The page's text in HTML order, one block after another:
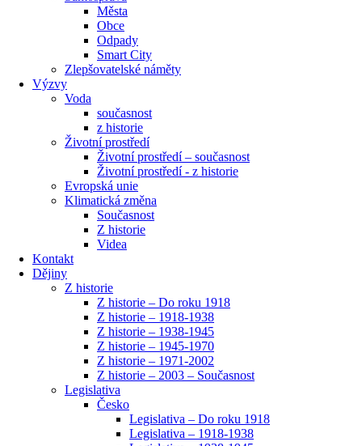
Města
Obce
Odpady
Smart City
Zlepšovatelské náměty
Výzvy
Voda
současnost
z historie
Životní prostředí
Životní prostředí – současnost
Životní prostředí ​- z historie
Evropská unie
Klimatická změna
Současnost
Z historie
Videa
Kontakt
Dějiny
Z historie
Z historie – Do roku 1918
Z historie – 1918-1938
Z historie – 1938-1945
Z historie – 1945-1970
Z historie – 1971-2002
Z historie – 2003 – Současnost
Legislativa
Česko
Legislativa – Do roku 1918
Legislativa – 1918-1938